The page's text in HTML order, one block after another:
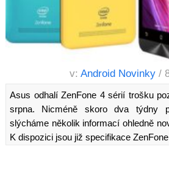
v: Android Novinky /
Asus odhalí ZenFone 4 sérií trošku
srpna. Nicméně skoro dva týdny
slýcháme několik informací ohledně
K dispozici jsou již specifikace